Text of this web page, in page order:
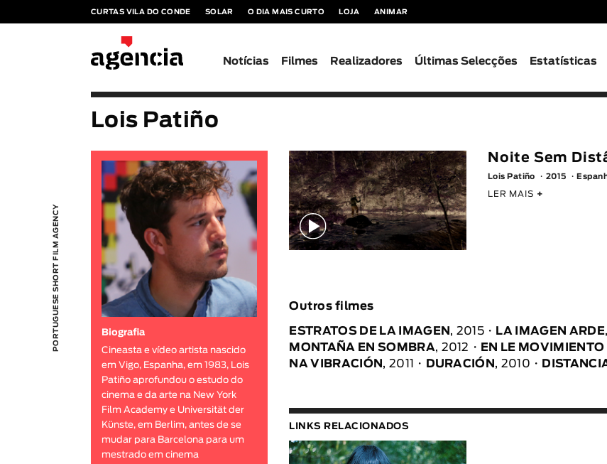
CURTAS VILA DO CONDE SOLAR O DIA MAIS CURTO LOJA ANIMAR
Notícias Filmes Realizadores Últimas Selecções Estatísticas
PORTUGUESE SHORT FILM AGENCY
Lois Patiño
Biografia
Cineasta e vídeo artista nascido
em Vigo, Espanha, em 1983, Lois
Patiño aprofundou o estudo do
cinema e da arte na New York
Film Academy e Universität der
Künste, em Berlim, antes de se
mudar para Barcelona para um
mestrado em cinema
Noite Sem
Lois Patiño 2015
LER MAIS +
Outros filmes
ESTRATOS DE LA IMAGEN , 2015 LA IMAGEN ARDE
MONTAÑA EN SOMBRA, 2012 EN LE
NA VIBRACIÓN , 2011 DURACIÓN , 2010
LINKS RELACIONADOS